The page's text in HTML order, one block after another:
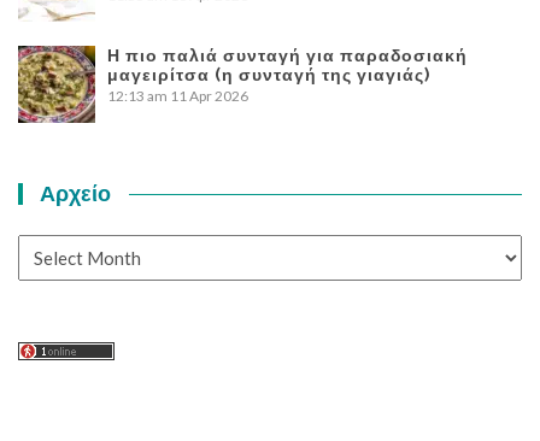
Η πιο παλιά συνταγή για παραδοσιακή
μαγειρίτσα (η συνταγή της γιαγιάς)
12:13 am 11 Apr 2026
Αρχείο